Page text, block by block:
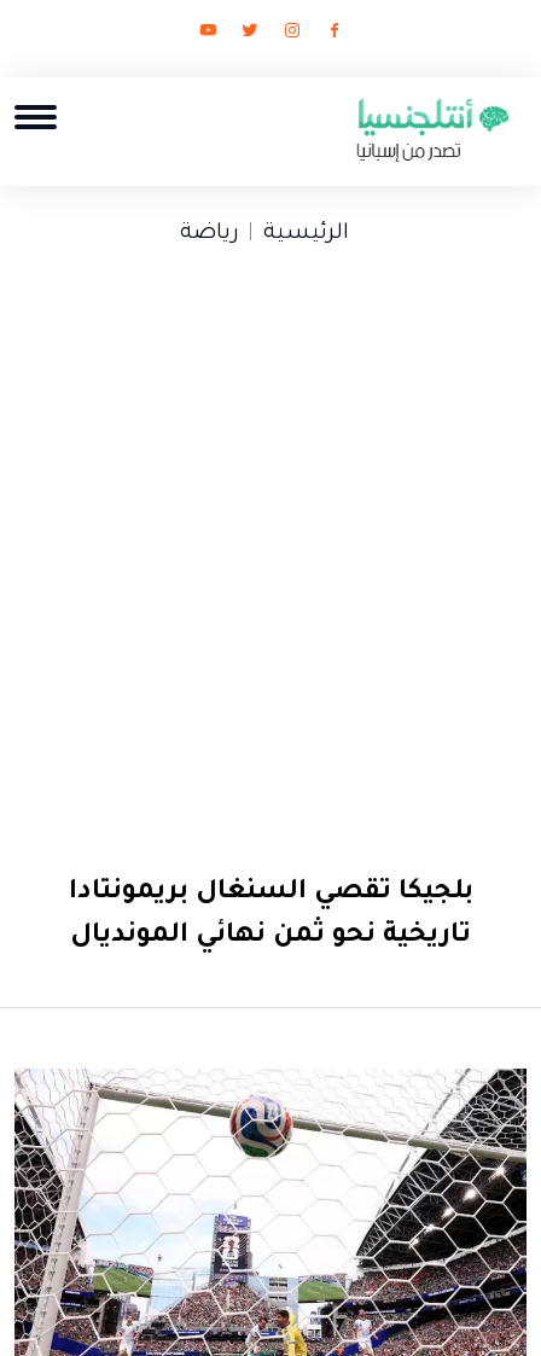
الرئيسية رياضة
بلجيكا تقصي السنغال بريمونتادا
تاريخية نحو ثمن نهائي المونديال